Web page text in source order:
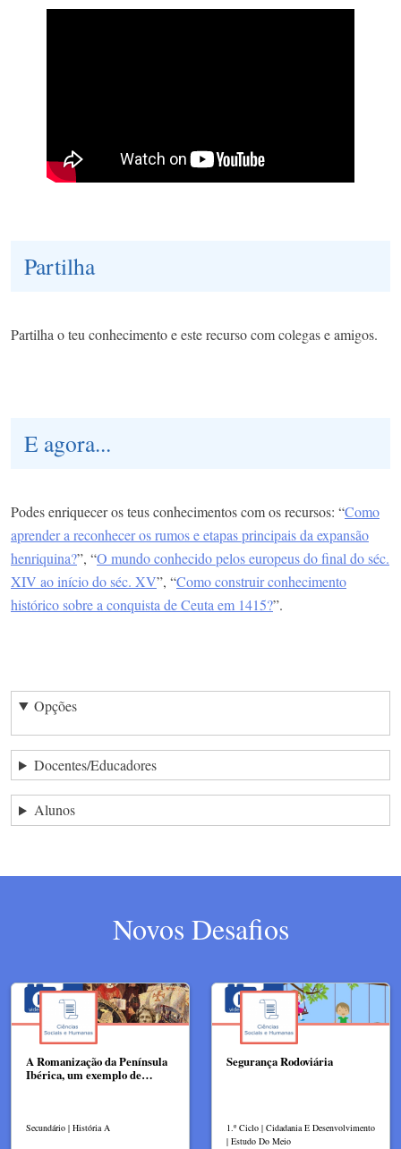
Partilha
Partilha o teu conhecimento e este recurso com colegas e amigos.
E agora...
Podes enriquecer os teus conhecimentos com os recursos: “Como
aprender a reconhecer os rumos e etapas principais da expansão
henriquina?”, “O mundo conhecido pelos europeus do final do séc.
XIV ao início do séc. XV”, “Como construir conhecimento
histórico sobre a conquista de Ceuta em 1415?”.
Opções
Docentes/Educadores
Alunos
Novos Desafios
A Romanização da Península
Ibérica, um exemplo de…
Secundário | História A
Segurança Rodoviária
1.º Ciclo | Cidadania E Desenvolvimento
| Estudo Do Meio